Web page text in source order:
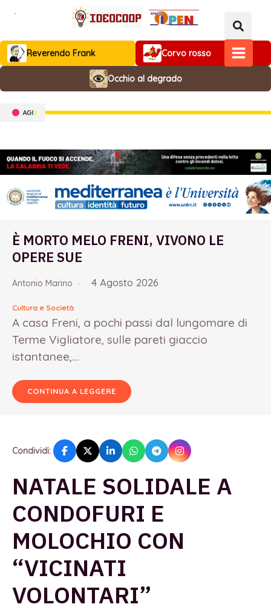
MAIN
Reverendo Frank Corvo rosso
Occhio al degrado
È MORTO MELO FRENI, VIVONO LE
OPERE SUE
Antonio Marino 4 Agosto 2026
Cultura e Società
A casa Freni, a pochi passi dal lungomare di
Terme Vigliatore, sulle pareti giaccio
istantanee,...
CONTINUA A LEGGERE
Condividi:
NATALE SOLIDALE A
CONDOFURI E
MOLOCHIO CON
“VICINATI
VOLONTARI”